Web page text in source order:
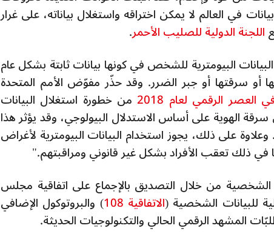
في العالم لا يمكن اختراقه واستغلال بياناته، على غرار
اللجنة الدولية للصليب الأحمر.
البيومترية للشخص في كونها بيانات ثابتة بشكل عام
أو سرقتها أو جبر الضرر. وقد حذّر مفوّض الأمم المتحدة
الرقمي لعام 2018 من خطورة استغلال البيانات
الهوية على أساس الاستدلال البيولوجي، وقد يؤثر هذا
على ذلك، يجوز استخدام البيانات البيومترية لأغراض
ذلك تعقب الأفراد بشكل غير قانوني ومراقبتهم."
الشخصية من خلال التصديق بالإجماع على اتفاقية مجلس
للبيانات الشخصية (الاتفاقية 108 ) والبروتوكول الإضافي
المشهد الرقمي الحالي والتكنولوجيات الحديثة.